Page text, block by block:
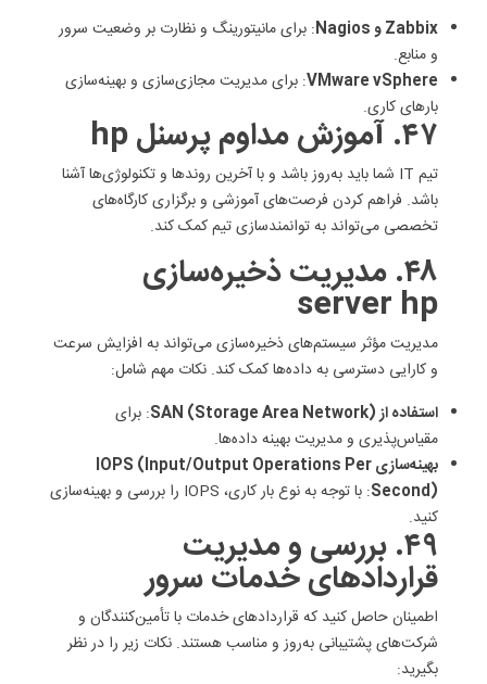
Zabbix و Nagios
: برای مانیتورینگ و نظارت بر وضعیت سرور
و منابع.
VMware vSphere: برای مدیریت مجازی‌سازی و بهینه‌سازی
بارهای کاری.
۴۷. آموزش مداوم پرسنل hp
تیم IT شما باید به‌روز باشد و با آخرین روندها و تکنولوژی‌ها آشنا
باشد. فراهم کردن فرصت‌های آموزشی و برگزاری کارگاه‌های
تخصصی می‌تواند به توانمندسازی تیم کمک کند.
۴۸. مدیریت ذخیره‌سازی
server hp
مدیریت مؤثر سیستم‌های ذخیره‌سازی می‌تواند به افزایش سرعت
و کارایی دسترسی به داده‌ها کمک کند. نکات مهم شامل:
استفاده از SAN (Storage Area Network)
: برای
مقیاس‌پذیری و مدیریت بهینه داده‌ها.
بهینه‌سازی IOPS (Input/Output Operations Per
Second)
: با توجه به نوع بار کاری، IOPS را بررسی و بهینه‌سازی
کنید.
۴۹. بررسی و مدیریت
قراردادهای خدمات سرور
اطمینان حاصل کنید که قراردادهای خدمات با تأمین‌کنندگان و
شرکت‌های پشتیبانی به‌روز و مناسب هستند. نکات زیر را در نظر
بگیرید: